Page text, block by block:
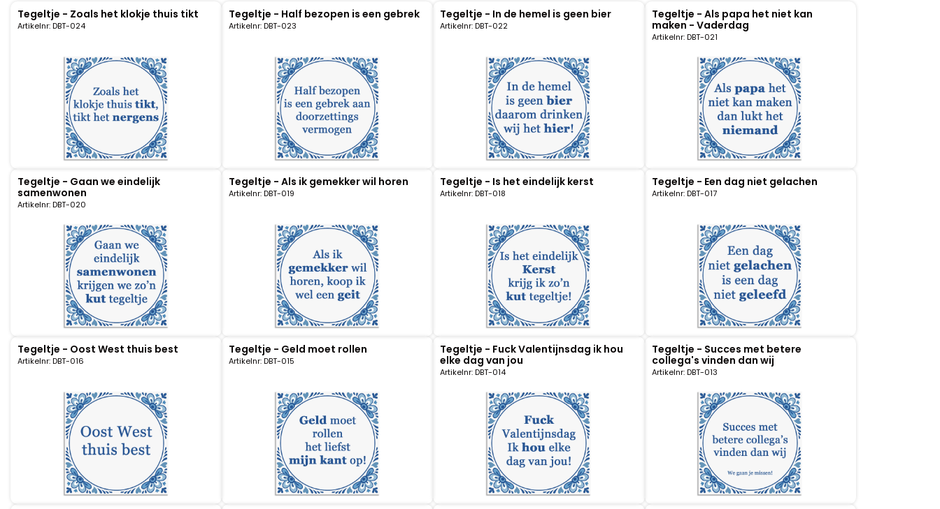
Tegeltje - Zoals het klokje thuis tikt
Artikelnr: DBT-024
Tegeltje - Half bezopen is een gebrek
Artikelnr: DBT-023
Tegeltje - In de hemel is geen bier
Artikelnr: DBT-022
Tegeltje - Als papa het niet kan
maken - Vaderdag
Artikelnr: DBT-021
Tegeltje - Gaan we eindelijk
samenwonen
Artikelnr: DBT-020
Tegeltje - Als ik gemekker wil horen
Artikelnr: DBT-019
Tegeltje - Is het eindelijk kerst
Artikelnr: DBT-018
Tegeltje - Een dag niet gelachen
Artikelnr: DBT-017
Tegeltje - Oost West thuis best
Artikelnr: DBT-016
Tegeltje - Geld moet rollen
Artikelnr: DBT-015
Tegeltje - Fuck Valentijnsdag ik hou
elke dag van jou
Artikelnr: DBT-014
Tegeltje - Succes met betere
collega's vinden dan wij
Artikelnr: DBT-013
Klompjes golf
Knutselklompen
Reuzen klomp
Amsterdam
Rotterdam
Coffee-to-go bekers
Geluidsdoosjes
Pins
Fiets souvenirs
Aanstekers
Portemonnee
Flesopeners
Kaasschaaf
Onderzetters
Molens